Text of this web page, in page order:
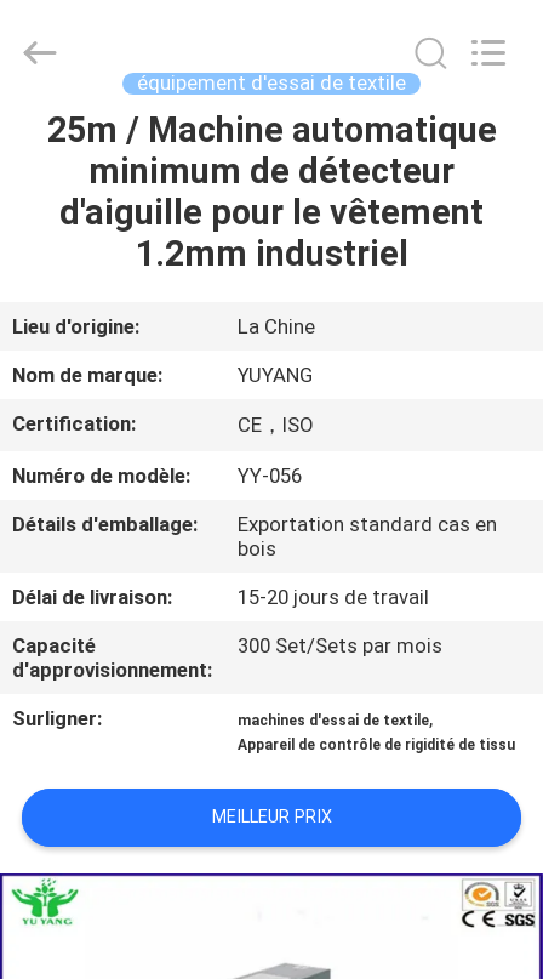
MAISON
PRODUITS
SHOW
SUJET
DE
NOUS
VISITE
D'USINE
CONTACTEZ-
NOUVELLES
DEMANDEZ
INSTRUMENT
Reserved.
équipement d'essai de textile
25m / Machine automatique
minimum de détecteur
d'aiguille pour le vêtement
1.2mm industriel
Lieu d'origine:
La Chine
Nom de marque:
YUYANG
Certification:
CE，ISO
Numéro de modèle:
YY-056
Détails d'emballage:
Exportation standard cas en
bois
Délai de livraison:
15-20 jours de travail
Capacité
d'approvisionnement:
300 Set/Sets par mois
Surligner: machines d'essai de textile,
Appareil de contrôle de rigidité de tissu
MEILLEUR PRIX